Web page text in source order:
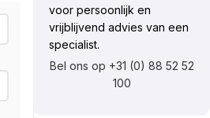
voor persoonlijk en
vrijblijvend advies van een
specialist.
Bel ons op +31 (0) 88 52 52
100